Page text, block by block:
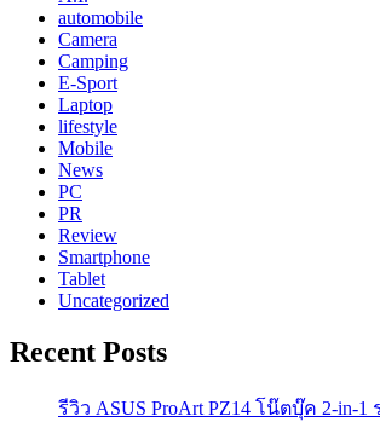
automobile
Camera
Camping
E-Sport
Laptop
lifestyle
Mobile
News
PC
PR
Review
Smartphone
Tablet
Uncategorized
Recent Posts
รีวิว ASUS ProArt PZ14 โน๊ตบุ๊ค 2-in-1